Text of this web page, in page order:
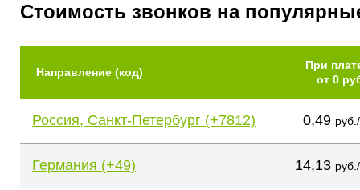
Стоимость звонков на
Направление (код)
При
от 0
Россия, Санкт-Петербург (+7812) 0,49
Германия (+49) 14,13